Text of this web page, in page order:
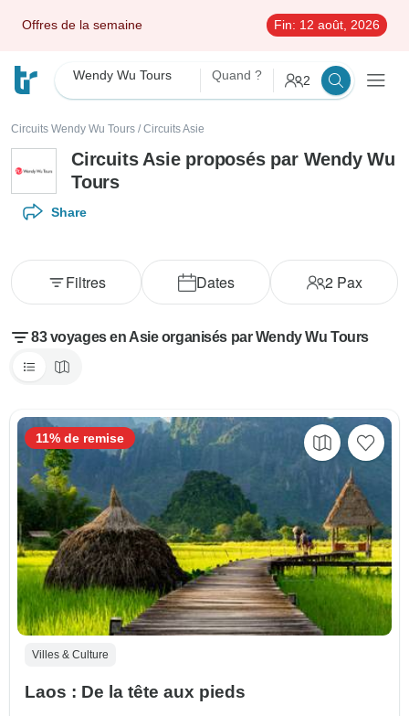
Offres de la semaine Fin: 12 août, 2026
Wendy Wu Tours Quand ? 2
Circuits Wendy Wu Tours / Circuits Asie
Circuits Asie proposés par Wendy Wu
Tours
Share
Dates 2Pax
Filtres
83 voyages en Asie organisés par Wendy Wu Tours
Villes & Culture
Laos : De la tête aux pieds
11% de remise